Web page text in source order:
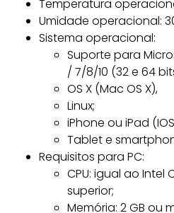
Temperatura
Umidade operacional:
Sistema operacional:
Suporte para
/ 7/8/10 (32 e 64
OS X (Mac OS X),
Linux;
iPhone ou iPad
Tablet e
Requisitos para PC:
CPU: igual ao Intel
superior;
Memória: 2 GB ou